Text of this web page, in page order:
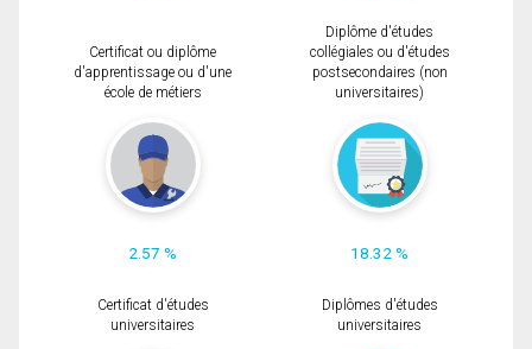
Certificat ou diplôme
d'apprentissage ou d'une
école de métiers
2.57 %
Diplôme d'études
collégiales ou d'études
postsecondaires (non
universitaires)
18.32 %
Certificat d'études
universitaires
Diplômes d'études
universitaires